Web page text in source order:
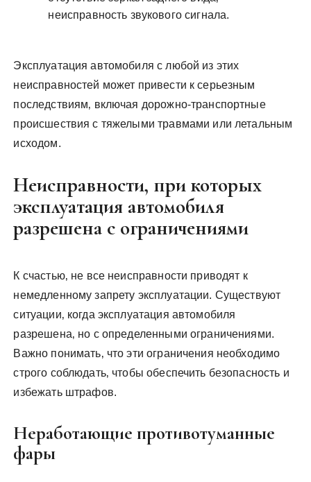
неисправность звукового сигнала.
Эксплуатация автомобиля с любой из этих
неисправностей может привести к серьезным
последствиям‚ включая дорожно-транспортные
происшествия с тяжелыми травмами или летальным
исходом.
Неисправности‚ при которых
эксплуатация автомобиля
разрешена с ограничениями
К счастью‚ не все неисправности приводят к
немедленному запрету эксплуатации. Существуют
ситуации‚ когда эксплуатация автомобиля
разрешена‚ но с определенными ограничениями.
Важно понимать‚ что эти ограничения необходимо
строго соблюдать‚ чтобы обеспечить безопасность и
избежать штрафов.
Неработающие противотуманные
фары